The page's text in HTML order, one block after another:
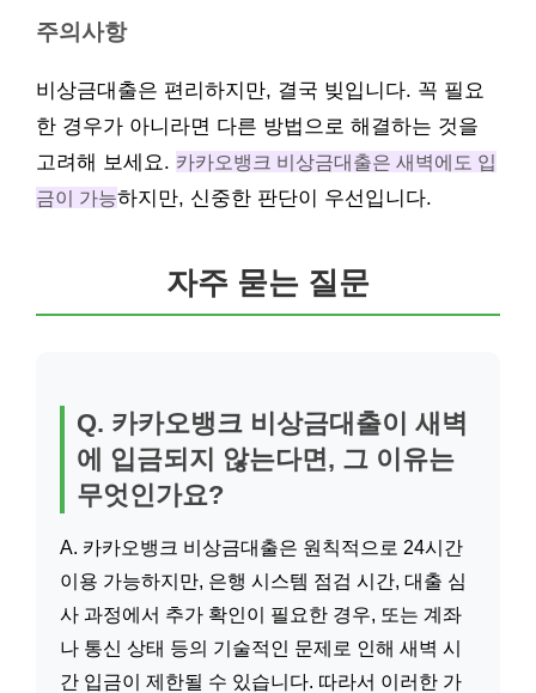
주의사항
비상금대출은 편리하지만, 결국 빚입니다. 꼭 필요
한 경우가 아니라면 다른 방법으로 해결하는 것을
고려해 보세요. 카카오뱅크 비상금대출은 새벽에도 입
금이 가능하지만, 신중한 판단이 우선입니다.
자주 묻는 질문
Q. 카카오뱅크 비상금대출이 새벽
에 입금되지 않는다면, 그 이유는
무엇인가요?
A. 카카오뱅크 비상금대출은 원칙적으로 24시간
이용 가능하지만, 은행 시스템 점검 시간, 대출 심
사 과정에서 추가 확인이 필요한 경우, 또는 계좌
나 통신 상태 등의 기술적인 문제로 인해 새벽 시
간 입금이 제한될 수 있습니다. 따라서 이러한 가